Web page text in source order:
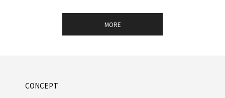
MORE
CONCEPT